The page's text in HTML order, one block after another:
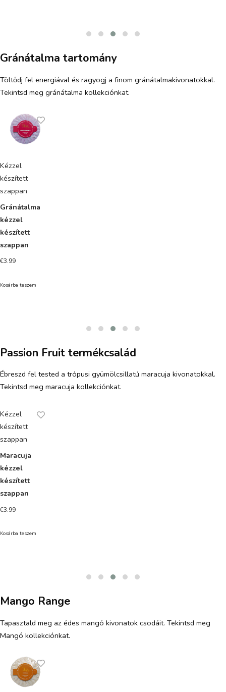
Gránátalma tartomány
Töltődj fel energiával és ragyogj a finom gránátalmakivonatokkal.
Tekintsd meg gránátalma kollekciónkat.
Kézzel
készített
szappan
Gránátalma
kézzel
készített
szappan
€3.99
Kosárba teszem
Passion Fruit termékcsalád
Ébreszd fel tested a trópusi gyümölcsillatú maracuja kivonatokkal.
Tekintsd meg maracuja kollekciónkat.
Kézzel
készített
szappan
Maracuja
kézzel
készített
szappan
€3.99
Kosárba teszem
Mango Range
Tapasztald meg az édes mangó kivonatok csodáit. Tekintsd meg
Mangó kollekciónkat.